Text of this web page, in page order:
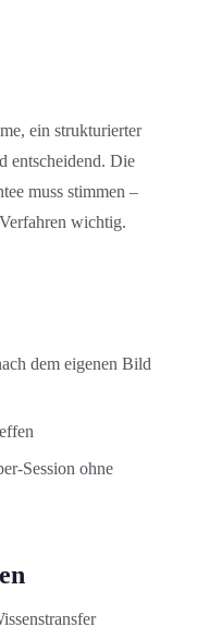
ein strukturierter
entscheidend. Die
muss stimmen –
wichtig.
dem eigenen Bild
Session ohne